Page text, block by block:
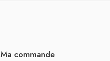
Ma commande